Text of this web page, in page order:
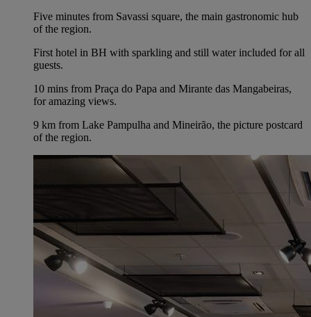
Five minutes from Savassi square, the main gastronomic hub
of the region.
First hotel in BH with sparkling and still water included for all
guests.
10 mins from Praça do Papa and Mirante das Mangabeiras,
for amazing views.
9 km from Lake Pampulha and Mineirão, the picture postcard
of the region.